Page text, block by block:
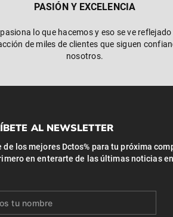
PASIÓN Y EXCELENCIA
lo que hacemos y eso se ve reflejado
de miles de clientes que siguen
nosotros.
AL NEWSLETTER
de los mejores Dctos% para tu próxima
en enterarte de las últimas noticias